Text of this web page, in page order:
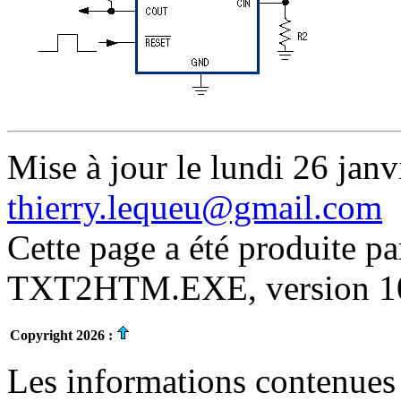
Mise à jour le lundi 26
thierry.lequeu@gmail.com
Cette page a été produite
TXT2HTM.EXE, version
Copyright 2026 :
Les informations